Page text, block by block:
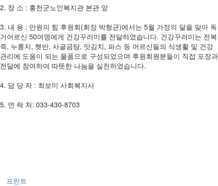
2. 장 소 : 홍천군노인복지관 본관 앞
3. 내 용 : 만원의 힘 후원회(회장 박형균)에서는 5월 가정의 달을 맞아 독
거어르신 50여명에게 건강꾸러미를 전달하였습니다. 건강꾸러미는 전복
죽, 누룽지, 햇반, 사골곰탕, 맛김치, 파스 등 어르신들의 식생활 및 건강
관리에 도움이 되는 물품으로 구성되었으며 후원회원분들이 직접 포장과
전달에 참여하여 따뜻한 나눔을 실천하였습니다.
4. 담 당 자 : 최보미 사회복지사
5. 연 락 처: 033-430-8703
프린트